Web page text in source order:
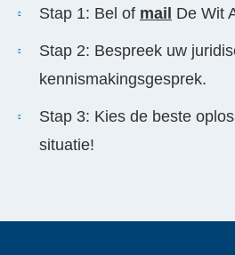
Stap 1: Bel of mail De Wit
Stap 2: Bespreek uw
kennismakingsgesprek.
Stap 3: Kies de beste
situatie!